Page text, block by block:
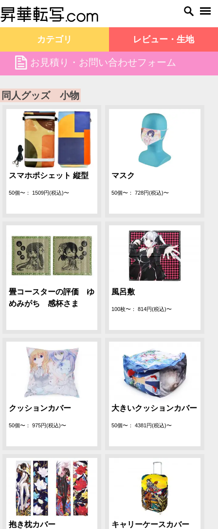
カテゴリ レビュー・生地
file お見積り・お問い合わせフォーム
昇華転写.com TOP 同人グッズ 小物
同人グッズ 小物
スマホポシェット 縦型
50個〜： 1509円(税込)〜
マスク
50個〜： 728円(税込)〜
畳コースターの評価 ゆ
めみがち 感杯さま
風呂敷
100枚〜： 814円(税込)〜
クッションカバー
50個〜： 975円(税込)〜
大きいクッションカバー
50個〜： 4381円(税込)〜
抱き枕カバー
キャリーケースカバー